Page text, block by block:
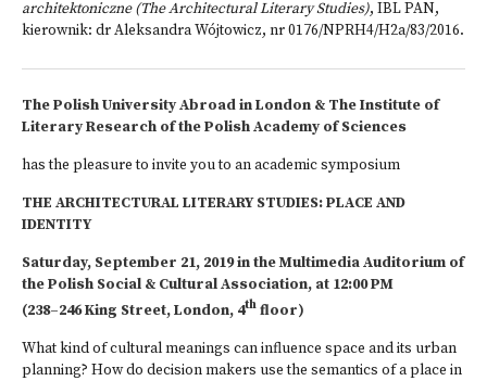
architektoniczne (The Architectural Literary Studies), IBL PAN,
kierownik: dr Aleksandra Wójtowicz, nr 0176/NPRH4/H2a/83/2016.
The Polish University Abroad in London & The Institute of
Literary Research of the Polish Academy of Sciences
has the pleasure to invite you to an academic symposium
THE ARCHITECTURAL LITERARY STUDIES: PLACE AND
IDENTITY
Saturday, September 21, 2019 in the Multimedia Auditorium of
the Polish Social & Cultural Association, at 12:00 PM
(238–246 King Street, London, 4th floor)
What kind of cultural meanings can influence space and its urban
planning? How do decision makers use the semantics of a place in